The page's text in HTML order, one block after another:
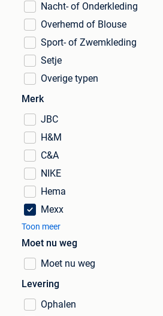
Nacht- of Onderkleding
Overhemd of Blouse
Sport- of Zwemkleding
Setje
Overige typen
Merk
JBC
H&M
C&A
NIKE
Hema
Mexx
Toon meer
Moet nu weg
Moet nu weg
Levering
Ophalen